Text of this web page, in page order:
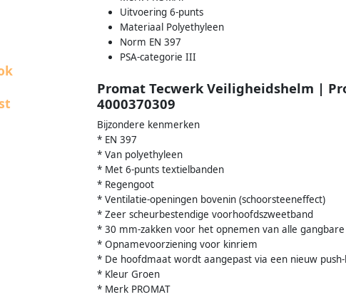
Uitvoering 6-punts
Materiaal Polyethyleen
Norm EN 397
PSA-categorie III
Promat Tecwerk Veiligheidshelm |
4000370309
Bijzondere kenmerken
* EN 397
* Van polyethyleen
* Met 6-punts textielbanden
* Regengoot
* Ventilatie-openingen bovenin (schoorsteeneffect)
* Zeer scheurbestendige voorhoofdszweetband
* 30 mm-zakken voor het opnemen van alle
* Opnamevoorziening voor kinriem
* De hoofdmaat wordt aangepast via een nieuw push-
* Kleur Groen
* Merk PROMAT